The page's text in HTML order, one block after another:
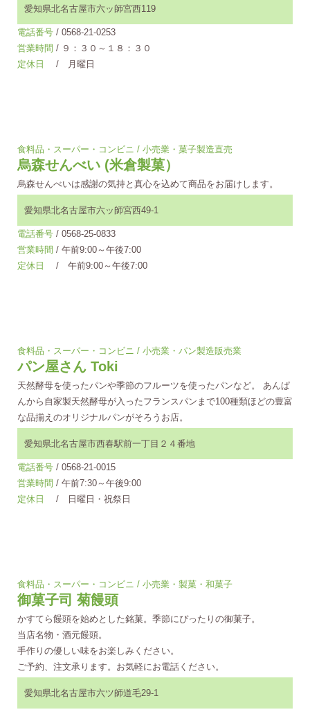
愛知県北名古屋市六ッ師宮西119
電話番号 / 0568-21-0253
営業時間 / ９：３０～１８：３０
定休日
/ 月曜日
食料品・スーパー・コンビニ / 小売業・菓子製造直売
烏森せんべい (米倉製菓）
烏森せんべいは感謝の気持と真心を込めて商品をお届けします。
愛知県北名古屋市六ッ師宮西49-1
電話番号 / 0568-25-0833
営業時間 / 午前9:00～午後7:00
定休日
/ 午前9:00～午後7:00
食料品・スーパー・コンビニ / 小売業・パン製造販売業
パン屋さん Toki
天然酵母を使ったパンや季節のフルーツを使ったパンなど。 あんぱ
んから自家製天然酵母が入ったフランスパンまで100種類ほどの豊富
な品揃えのオリジナルパンがそろうお店。
愛知県北名古屋市西春駅前一丁目２４番地
電話番号 / 0568-21-0015
営業時間 / 午前7:30～午後9:00
定休日
/ 日曜日・祝祭日
食料品・スーパー・コンビニ / 小売業・製菓・和菓子
御菓子司 菊饅頭
かすてら饅頭を始めとした銘菓。季節にぴったりの御菓子。
当店名物・酒元饅頭。
手作りの優しい味をお楽しみください。
ご予約、注文承ります。お気軽にお電話ください。
愛知県北名古屋市六ツ師道毛29-1